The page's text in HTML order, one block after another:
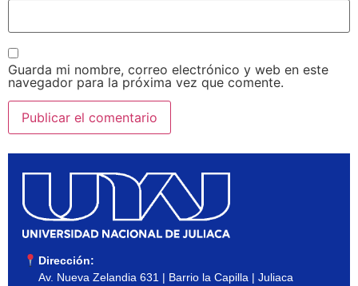
Guarda mi nombre, correo electrónico y web en este
navegador para la próxima vez que comente.
Dirección:
Av. Nueva Zelandia 631 | Barrio la Capilla | Juliaca